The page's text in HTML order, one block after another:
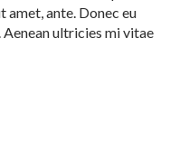
ante. Donec eu
ultricies mi vitae